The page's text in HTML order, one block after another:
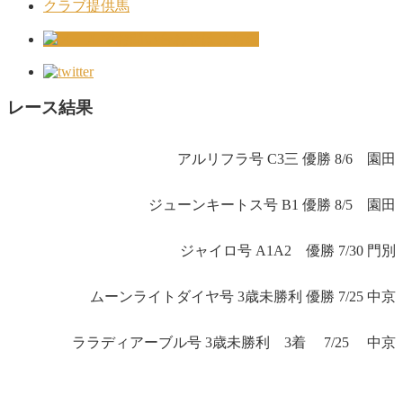
クラブ提供馬
レース結果
アルリフラ号 C3三 優勝 8/6 園田
ジューンキートス号 B1 優勝 8/5 園田
ジャイロ号 A1A2 優勝 7/30 門別
ムーンライトダイヤ号 3歳未勝利 優勝 7/25 中京
ララディアーブル号 3歳未勝利 3着 7/25 中京